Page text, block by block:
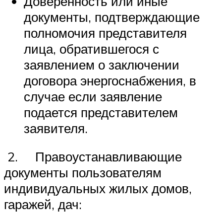
документы, подтверждающие
полномочия представителя
лица, обратившегося с
заявлением о заключении
договора энергоснабжения, в
случае если заявление
подается представителем
заявителя.
2. Правоустанавливающие
документы пользователям
индивидуальных жилых домов,
гаражей, дач: